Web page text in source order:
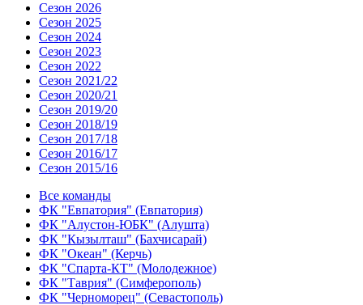
Сезон 2026
Сезон 2025
Сезон 2024
Сезон 2023
Сезон 2022
Сезон 2021/22
Сезон 2020/21
Сезон 2019/20
Сезон 2018/19
Сезон 2017/18
Сезон 2016/17
Сезон 2015/16
Все команды
ФК "Евпатория" (Евпатория)
ФК "Алустон-ЮБК" (Алушта)
ФК "Кызылташ" (Бахчисарай)
ФК "Океан" (Керчь)
ФК "Спарта-КТ" (Молодежное)
ФК "Таврия" (Симферополь)
ФК "Черноморец" (Севастополь)